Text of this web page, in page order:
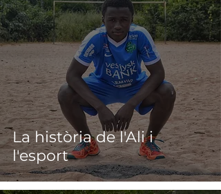
La història de l'Ali i
l'esport